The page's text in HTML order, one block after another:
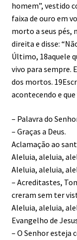
homem”, vestido
faixa de ouro em
morto a seus pés,
direita e disse:
Último, 18aquele
vivo para sempre.
dos mortos.
acontecendo e
– Palavra do
– Graças a Deus.
Aclamação ao
Aleluia, aleluia,
Aleluia, aleluia,
– Acreditastes,
creram sem ter
Aleluia, aleluia,
Evangelho de
– O Senhor esteja